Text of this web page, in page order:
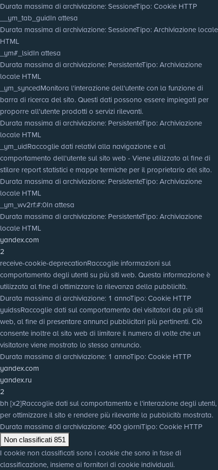
Durata massima di archiviazione: SessioneTipo: Cookie HTTP
__ym_tab_guidIn attesa
Durata massima di archiviazione: SessioneTipo: Archiviazione locale
HTML
_ym#_lsidIn attesa
Durata massima di archiviazione: PersistenteTipo: Archiviazione
locale HTML
_ym_syncedMonitora l'interazione dell'utente con la funzione di
barra di ricerca del sito. Questi dati possono essere impiegati per
proporre all'utente prodotti o servizi rilevanti.
Durata massima di archiviazione: PersistenteTipo: Archiviazione
locale HTML
_ym_uidRaccoglie dati relativi alla navigazione e al
comportamento dell'utente sul sito web - Viene utilizzato al fine di
stilare report statistici e mappe termiche per il proprietario del sito.
Durata massima di archiviazione: PersistenteTipo: Archiviazione
locale HTML
_ym_wv2rf:#:0In attesa
Durata massima di archiviazione: PersistenteTipo: Archiviazione
locale HTML
yandex.com
2
receive-cookie-deprecationRaccoglie informazioni sul
comportamento degli utenti su più siti web. Questa informazione è
utilizzata al fine di ottimizzare la rilevanza della pubblicità.
Durata massima di archiviazione: 1 annoTipo: Cookie HTTP
yuidssRaccoglie dati sul comportamento dei visitatori da più siti
web, al fine di presentare annunci pubblicitari più pertinenti. Ciò
consente inoltre al sito web di limitare il numero di volte che un
visitatore viene mostrato lo stesso annuncio.
Durata massima di archiviazione: 1 annoTipo: Cookie HTTP
yandex.com
yandex.ru
2
bh [x2]Raccoglie dati sul comportamento e l'interazione degli utenti,
per ottimizzare il sito e rendere più rilevante la pubblicità mostrata.
Durata massima di archiviazione: 400 giorniTipo: Cookie HTTP
Non classificati 851
I cookie non classificati sono i cookie che sono in fase di
classificazione, insieme ai fornitori di cookie individuali.